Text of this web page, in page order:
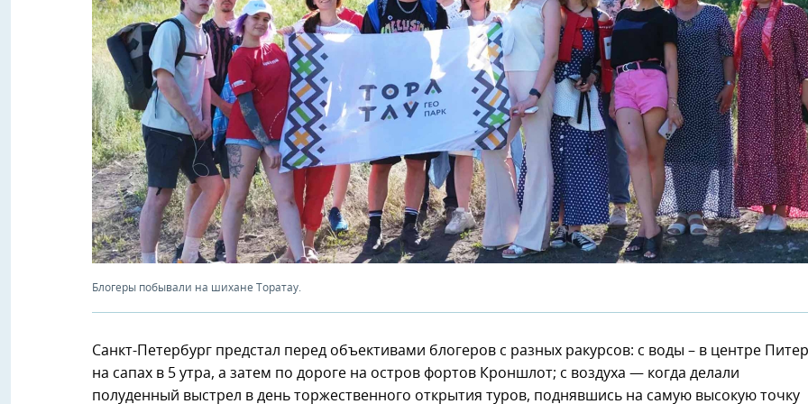
Блогеры побывали на шихане Торатау.
Санкт-Петербург предстал перед объективами блогеров с разных ракурсов: с воды – в центре
на сапах в 5 утра, а затем по дороге на остров фортов Кроншлот; с воздуха — когда делали
полуденный выстрел в день торжественного открытия туров, поднявшись на самую высокую точку